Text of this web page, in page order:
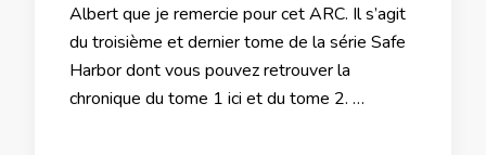
Albert que je remercie pour cet ARC. Il s’agit
du troisième et dernier tome de la série Safe
Harbor dont vous pouvez retrouver la
chronique du tome 1 ici et du tome 2. …